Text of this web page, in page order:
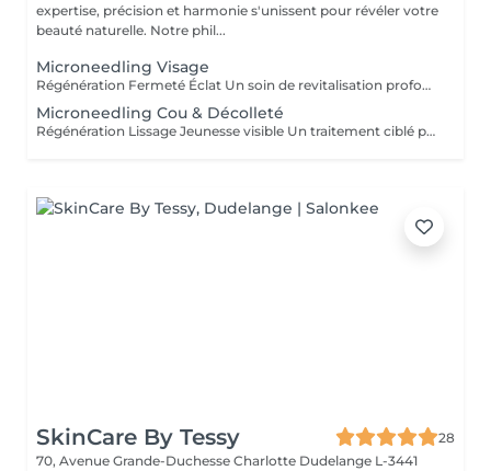
expertise, précision et harmonie s'unissent pour révéler votre
beauté naturelle. Notre phil...
Microneedling Visage
Régénération Fermeté Éclat Un soin de revitalisation profonde qui stimule naturellement la peau grâce à de micro-aiguilles très fines. Le microneedling crée de minuscules perforations à la surface de la peau, déclenchant un processus de réparation intense : production de collagène, d'élastine et meilleure absorption des actifs. Ce traitement améliore visiblement : la texture de la peau, les ridules, les pores dilatés, les cicatrices d'acné, le teint terne ou irrégulier. Résultat : une peau plus ferme, plus lisse, lumineuse et visiblement régénérée. Existe en cure 3 Séances
Microneedling Cou & Décolleté
Régénération Lissage Jeunesse visible Un traitement ciblé pour ces zones souvent oubliées mais particulièrement sensibles aux signes de l'âge. Grâce à la technique du microneedling de micro-aiguilles qui stimulent naturellement la peau ce soin active la production de collagène et d'élastine, tout en optimisant la pénétration d'actifs régénérants. Ce protocole améliore visiblement : la fermeté et l'élasticité, les ridules et le relâchement cutané, le teint irrégulier et les taches pigmentaires, la texture de la peau. Résultat : un cou et un décolleté lissés, raffermis, éclatants de jeunesse.
SkinCare By Tessy
28
70, Avenue Grande-Duchesse Charlotte Dudelange L-3441